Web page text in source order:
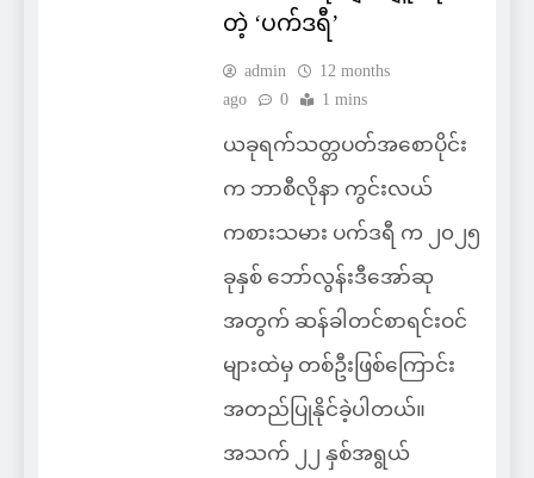
တဲ့ ‘ပက်ဒရီ’
admin
12 months
ago
0 1 mins
ယခုရက်သတ္တပတ်အစောပိုင်း
က ဘာစီလိုနာ ကွင်းလယ်
ကစားသမား ပက်ဒရီ က ၂၀၂၅
ခုနှစ် ဘော်လွန်းဒီအော်ဆု
အတွက် ဆန်ခါတင်စာရင်းဝင်
များထဲမှ တစ်ဦးဖြစ်ကြောင်း
အတည်ပြုနိုင်ခဲ့ပါတယ်။
အသက် ၂၂ နှစ်အရွယ်